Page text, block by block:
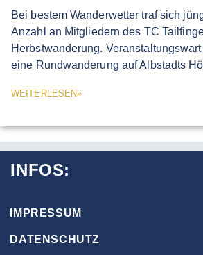
Bei bestem Wanderwetter traf sich
Anzahl an Mitgliedern des TC
Herbstwanderung.
eine Rundwanderung auf Albstadts
WEITERLESEN»
INFOS:
IMPRESSUM
DATENSCHUTZ